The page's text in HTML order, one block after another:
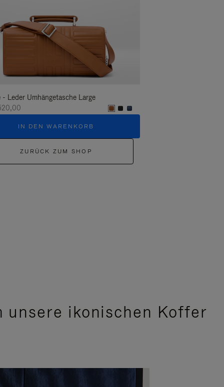
- Leder Umhängetasche Large
IN DEN WARENKORB
ZURÜCK ZUM SHOP
unsere ikonischen Koffer